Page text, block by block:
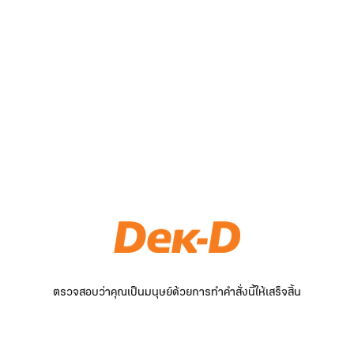
ตรวจสอบว่าคุณเป็นมนุษย์ด้วยการทำคำสั่งนี้ให้เสร็จสิ้น